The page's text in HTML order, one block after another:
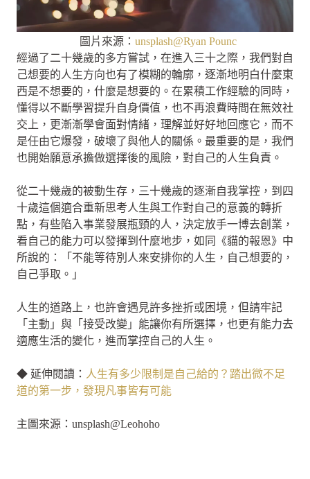
圖片來源： unsplash@Ryan Pounc
經過了二十幾歲的多方嘗試，在進入三十之際，我們對自
己想要的人生方向也有了模糊的輪廓，逐漸地明白什麼東
西是不想要的，什麼是想要的。在累積工作經驗的同時，
懂得以不斷學習提升自身價值，也不再浪費時間在無效社
交上，更漸漸學會面對情緒，理解並好好地回應它，而不
是任由它爆發，破壞了與他人的關係。最重要的是，我們
也開始願意承擔做選擇後的風險，對自己的人生負責。
從二十幾歲的被動生存，三十幾歲的逐漸自我掌控，到四
十歲這個適合重新思考人生與工作對自己的意義的轉折
點，有些陷入事業發展瓶頸的人，決定放手一博去創業，
看自己的能力可以發揮到什麼地步，如同《貓的報恩》中
所說的：「不能等待別人來安排你的人生，自己想要的，
自己爭取。」
人生的道路上，也許會遇見許多挫折或困境，但請牢記
「主動」與「接受改變」能讓你有所選擇，也更有能力去
適應生活的變化，進而掌控自己的人生。
◆ 延伸閱讀： 人生有多少限制是自己給的？踏出微不足
道的第一步，發現凡事皆有可能
主圖來源：unsplash@Leohoho